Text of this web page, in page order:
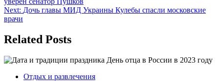
по
записям
Next: Дочь главы МИД Украины Кулебы спасли московские
врачи
Related Posts
Отдых и развлечения